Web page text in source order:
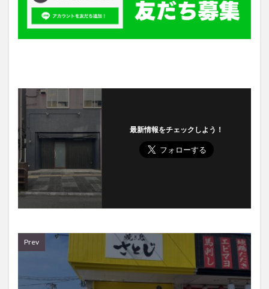
最新情報をチェックしよう！
Prev